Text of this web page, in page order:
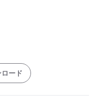
ード